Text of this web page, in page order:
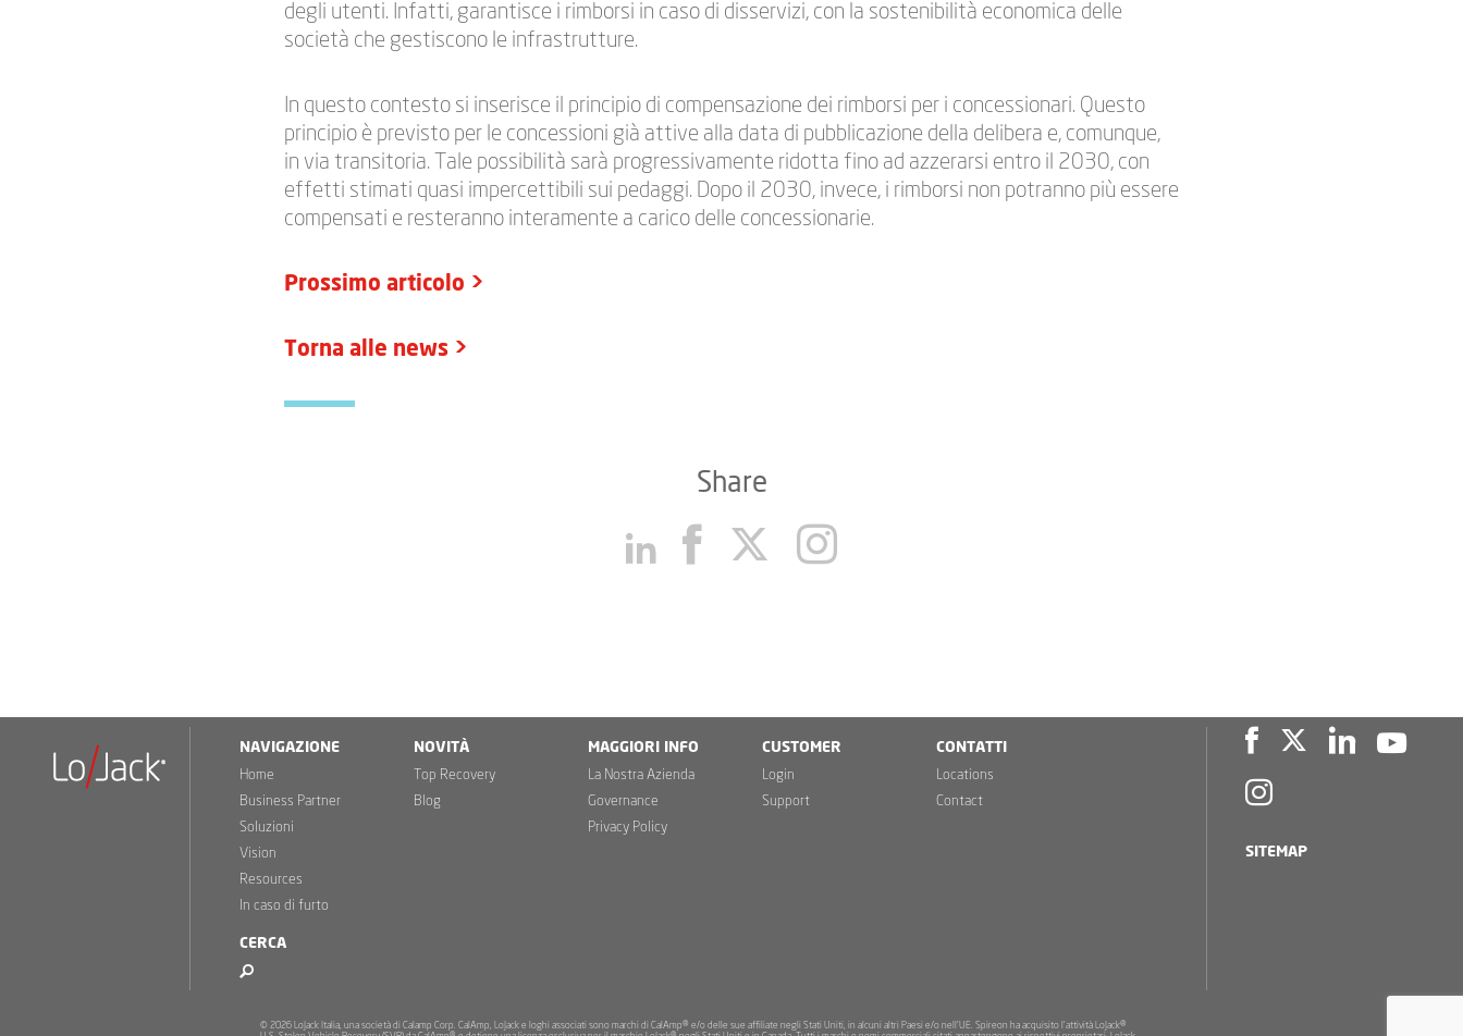
degli utenti. Infatti, garantisce i rimborsi in caso di disservizi, con la sostenibilità economica delle
società che gestiscono le infrastrutture.
In questo contesto si inserisce il principio di compensazione dei rimborsi per i concessionari. Questo
principio è previsto per le concessioni già attive alla data di pubblicazione della delibera e, comunque,
in via transitoria. Tale possibilità sarà progressivamente ridotta fino ad azzerarsi entro il 2030, con
effetti stimati quasi impercettibili sui pedaggi. Dopo il 2030, invece, i rimborsi non potranno più essere
compensati e resteranno interamente a carico delle concessionarie.
Prossimo articolo >
Torna alle news >
Share
NAVIGAZIONE
Home
Business Partner
Soluzioni
Vision
Resources
In caso di furto
NOVITÀ
Top Recovery
Blog
MAGGIORI INFO
La Nostra Azienda
Governance
Privacy Policy
CUSTOMER
Login
Support
CONTATTI
Locations
Contact
CERCA
SITEMAP
© 2026 LoJack Italia, una società di Calamp Corp. CalAmp, LoJack e loghi associati sono marchi di CalAmp® e/o delle sue affiliate negli Stati Uniti, in alcuni altri Paesi e/o nell'UE. Spireon ha acquisito l'attività LoJack®